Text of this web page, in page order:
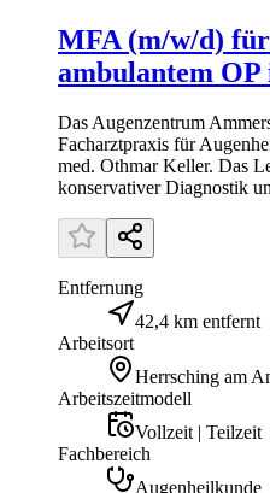
MFA (m/w/d)
ambulantem
Das Augenzentrum
Facharztpraxis für
med. Othmar Keller. Das
konservativer Diagnostik
Entfernung
42,4 km entfernt
Arbeitsort
Herrsching am
Arbeitszeitmodell
Vollzeit | Teilzeit
Fachbereich
Augenheilkunde